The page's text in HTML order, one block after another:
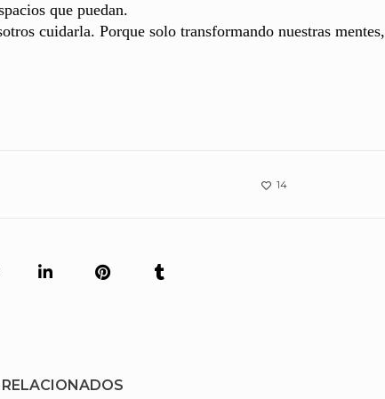
que puedan.
cuidarla. Porque solo transformando nuestras mentes,
14